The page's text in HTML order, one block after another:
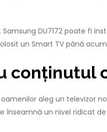
DU7172 poate fi
un Smart TV până
conținutul
aleg un televizor
înseamnă un nivel ridicat